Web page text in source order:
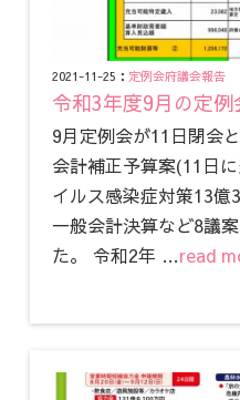
2021-11-25： 定例会府議会報告
令和3年度9月の定
9月定例会が11日閉会
会計補正予算案(11日
イルス感染症対策13
一般会計決算など8議
た。 令和2年 …read